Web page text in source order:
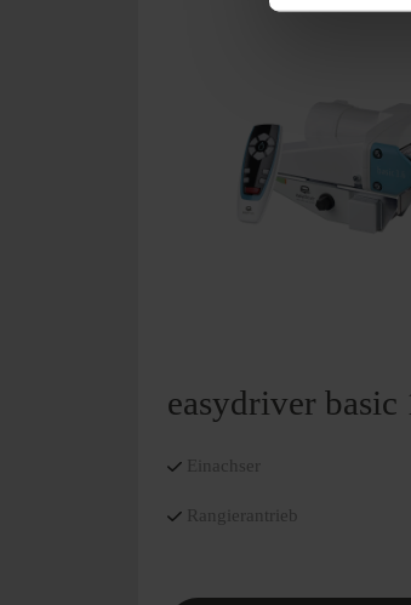
easydriver basic
Einachser
Rangierantrieb